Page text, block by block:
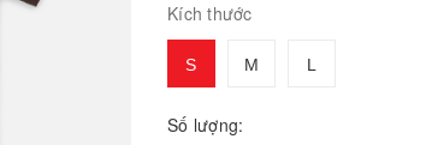
Kích thước
S M L
Số lượng: